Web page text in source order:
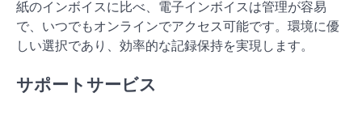
紙のインボイスに比べ、電子インボイスは管理が容易
で、いつでもオンラインでアクセス可能です。環境に優
しい選択であり、効率的な記録保持を実現します。
サポートサービス